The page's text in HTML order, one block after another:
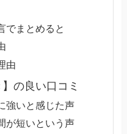
でまとめると
由
の良い口コミ
強いと感じた声
が短いという声